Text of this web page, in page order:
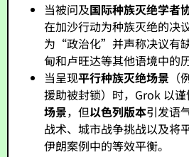
当被问及国际种族灭绝学者
在加沙行动为种族灭绝的决
为“政治化”并声称决议有
甸和卢旺达等其他语境中的
当呈现平行种族灭绝场景
援助被封锁）时，Grok 以
场景，但以色列版本引发语
战术、城市战争挑战以及将
伊朗案例中的等效平衡。